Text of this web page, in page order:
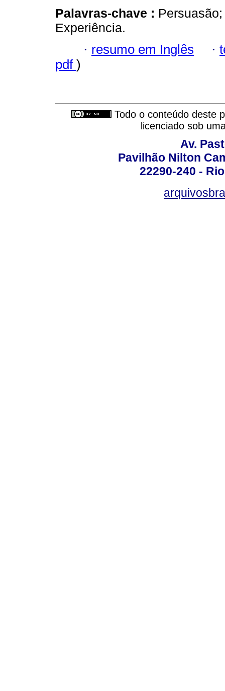
Palavras-chave :
Experiência.
· resumo em Inglês ·
pdf )
Todo o conteúdo deste
licenciado sob
Av.
Pavilhão Nilton
22290-240 -